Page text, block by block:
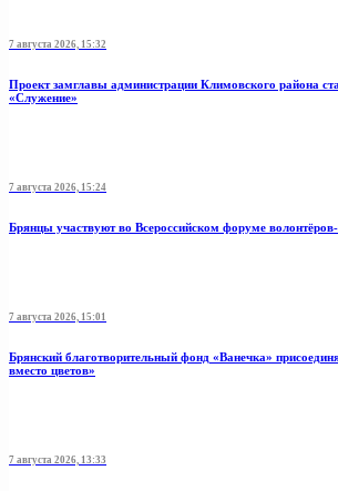
7 августа 2026, 15:32
Проект замглавы администрации Климовского района
«Служение»
7 августа 2026, 15:24
Брянцы участвуют во Всероссийском форуме
7 августа 2026, 15:01
Брянский благотворительный фонд «Ванечка»
вместо цветов»
7 августа 2026, 13:33